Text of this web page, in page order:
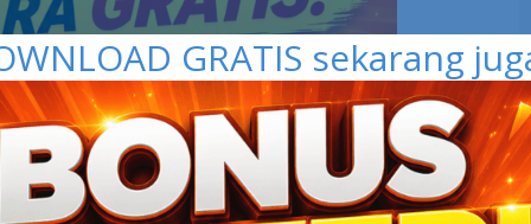
GRATIS sekarang